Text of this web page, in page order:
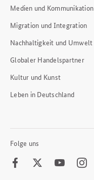
Medien und Kommunikation
Migration und Integration
Nachhaltigkeit und Umwelt
Globaler Handelspartner
Kultur und Kunst
Leben in Deutschland
Folge uns
FacebookTwitter Youtube